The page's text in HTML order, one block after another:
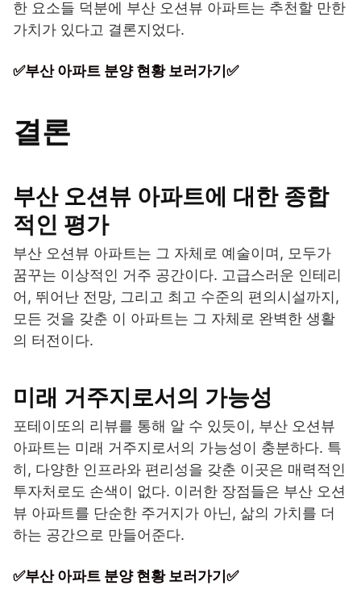
한 요소들 덕분에 부산 오션뷰 아파트는 추천할 만한
가치가 있다고 결론지었다.
✅부산 아파트 분양 현황 보러가기✅
결론
부산 오션뷰 아파트에 대한 종합
적인 평가
부산 오션뷰 아파트는 그 자체로 예술이며, 모두가
꿈꾸는 이상적인 거주 공간이다. 고급스러운 인테리
어, 뛰어난 전망, 그리고 최고 수준의 편의시설까지,
모든 것을 갖춘 이 아파트는 그 자체로 완벽한 생활
의 터전이다.
미래 거주지로서의 가능성
포테이또의 리뷰를 통해 알 수 있듯이, 부산 오션뷰
아파트는 미래 거주지로서의 가능성이 충분하다. 특
히, 다양한 인프라와 편리성을 갖춘 이곳은 매력적인
투자처로도 손색이 없다. 이러한 장점들은 부산 오션
뷰 아파트를 단순한 주거지가 아닌, 삶의 가치를 더
하는 공간으로 만들어준다.
✅부산 아파트 분양 현황 보러가기✅